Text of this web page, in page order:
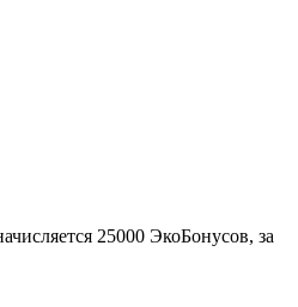
25000 ЭкоБонусов, за